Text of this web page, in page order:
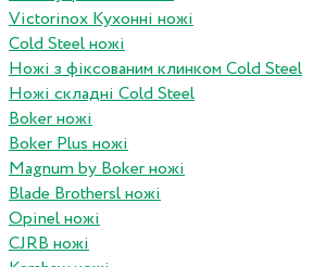
Victorinox Кухонні ножі
Cold Steel ножі
Ножі з фіксованим клинком Cold Steel
Ножі складні Cold Steel
Boker ножі
Boker Plus ножі
Magnum by Boker ножі
Blade Brothersl ножі
Opinel ножі
CJRB ножі